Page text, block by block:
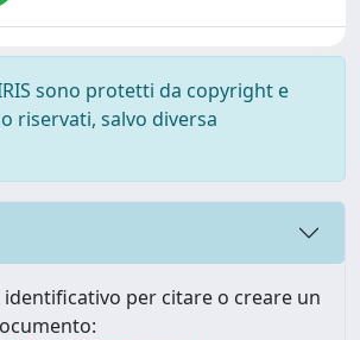
sono protetti da copyright e
riservati, salvo diversa
per citare o creare un